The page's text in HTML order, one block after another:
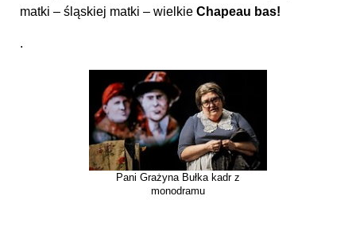
matki – śląskiej matki – wielkie Chapeau bas!
.
Pani Grażyna Bułka kadr z
monodramu